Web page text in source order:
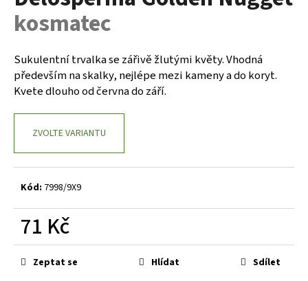
0,0
z
hvězdiček.
kosmatec
Sukulentní trvalka se zářivě žlutými květy. Vhodná
především na skalky, nejlépe mezi kameny a do koryt.
Kvete dlouho od června do září.
ZVOLTE VARIANTU
Kód: 7998/9X9
71 Kč
Měrná
cena:Zeptat se Hlídat Sdílet
a
j
í
t
?
D
p
o